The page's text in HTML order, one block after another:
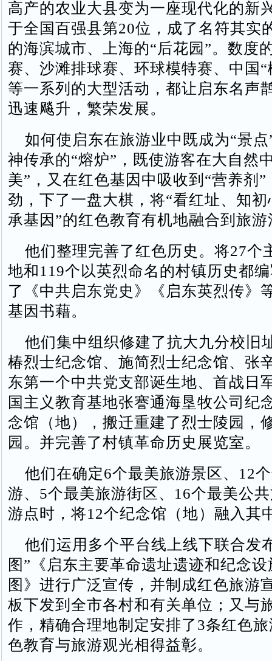
高产的农业大县变为一座现代化的新
于全国百强县第20位，成了名符其实
的海滨城市、上海的“后花园”。数度
赛、沙滩排球赛、环球模特赛、中国“
等一系列的大型活动，都让启东名声
迅速飚升，繁荣发展。
如何使启东在旅游业中既成为“景点
神传承的“熔炉”，既使游客在大自然
美”，又在红色基因中吸收到“营养剂
劲，下了一盘大棋，将“看红址、知
承基因”的红色教育有机地融合到旅
他们整理完善了红色历史。将27个
地和119个以英烈命名的村镇历史都
了《中共启东党史》《启东英烈传》
基因书藉。
他们集中组织修建了抗大九分校旧
椿烈士纪念馆、施简烈士纪念馆、张
东第一个中共党支部诞生地、首战日
国主义教育基地张謇通海垦牧公司纪
念馆（地），搬迁重建了烈士陵园，
园。并完善了村镇革命历史展览室。
他们在确定6个最美旅游景区、12
游、5个最美旅游街区、16个最美公
游点时，将12个纪念馆（地）融入其
他们运用多个平台线上线下联合发
图”《启东主要革命遗址遗迹和纪念
图》进行广泛宣传，并制成红色旅游
板下发到全市各村和有关单位；又与
作，精确合理地制定安排了3条红色
色教育与旅游观光相得益彰。